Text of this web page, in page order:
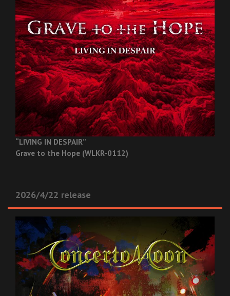
“LIVING IN DESPAIR”
Grave to the Hope (WLKR-0112)
2026/4/22 release